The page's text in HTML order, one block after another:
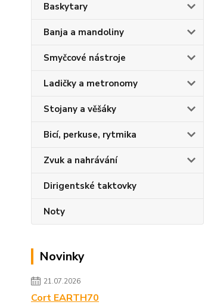
Baskytary
Banja a mandoliny
Smyčcové nástroje
Ladičky a metronomy
Stojany a věšáky
Bicí, perkuse, rytmika
Zvuk a nahrávání
Dirigentské taktovky
Noty
Novinky
21.07.2026
Cort EARTH70